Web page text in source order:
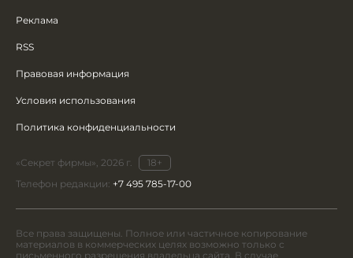
Реклама
RSS
Правовая информация
Условия использования
Политика конфиденциальности
«Секрет фирмы», 2026 г.
18+
Телефон редакции: +7 495 785-17-00
Все права защищены. Полное или частичное копирование
материалов в коммерческих целях возможно только с
письменного разрешения владельца сайта. В случае